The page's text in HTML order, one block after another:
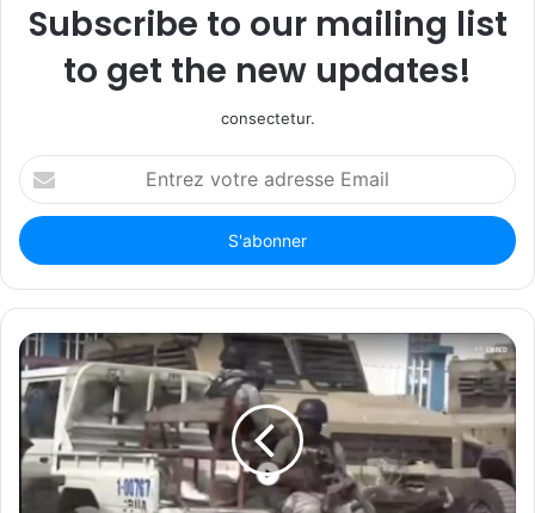
Subscribe to our mailing list
to get the new updates!
consectetur.
Entrez
votre
adresse
Email